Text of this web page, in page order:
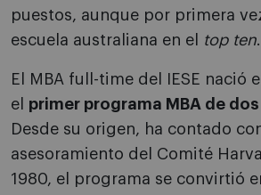
puestos, aunque por primera
escuela australiana en el
top ten.
El MBA full-time del IESE nació
el primer programa MBA de
Desde su origen, ha contado
asesoramiento del Comité
1980, el programa se convirtió